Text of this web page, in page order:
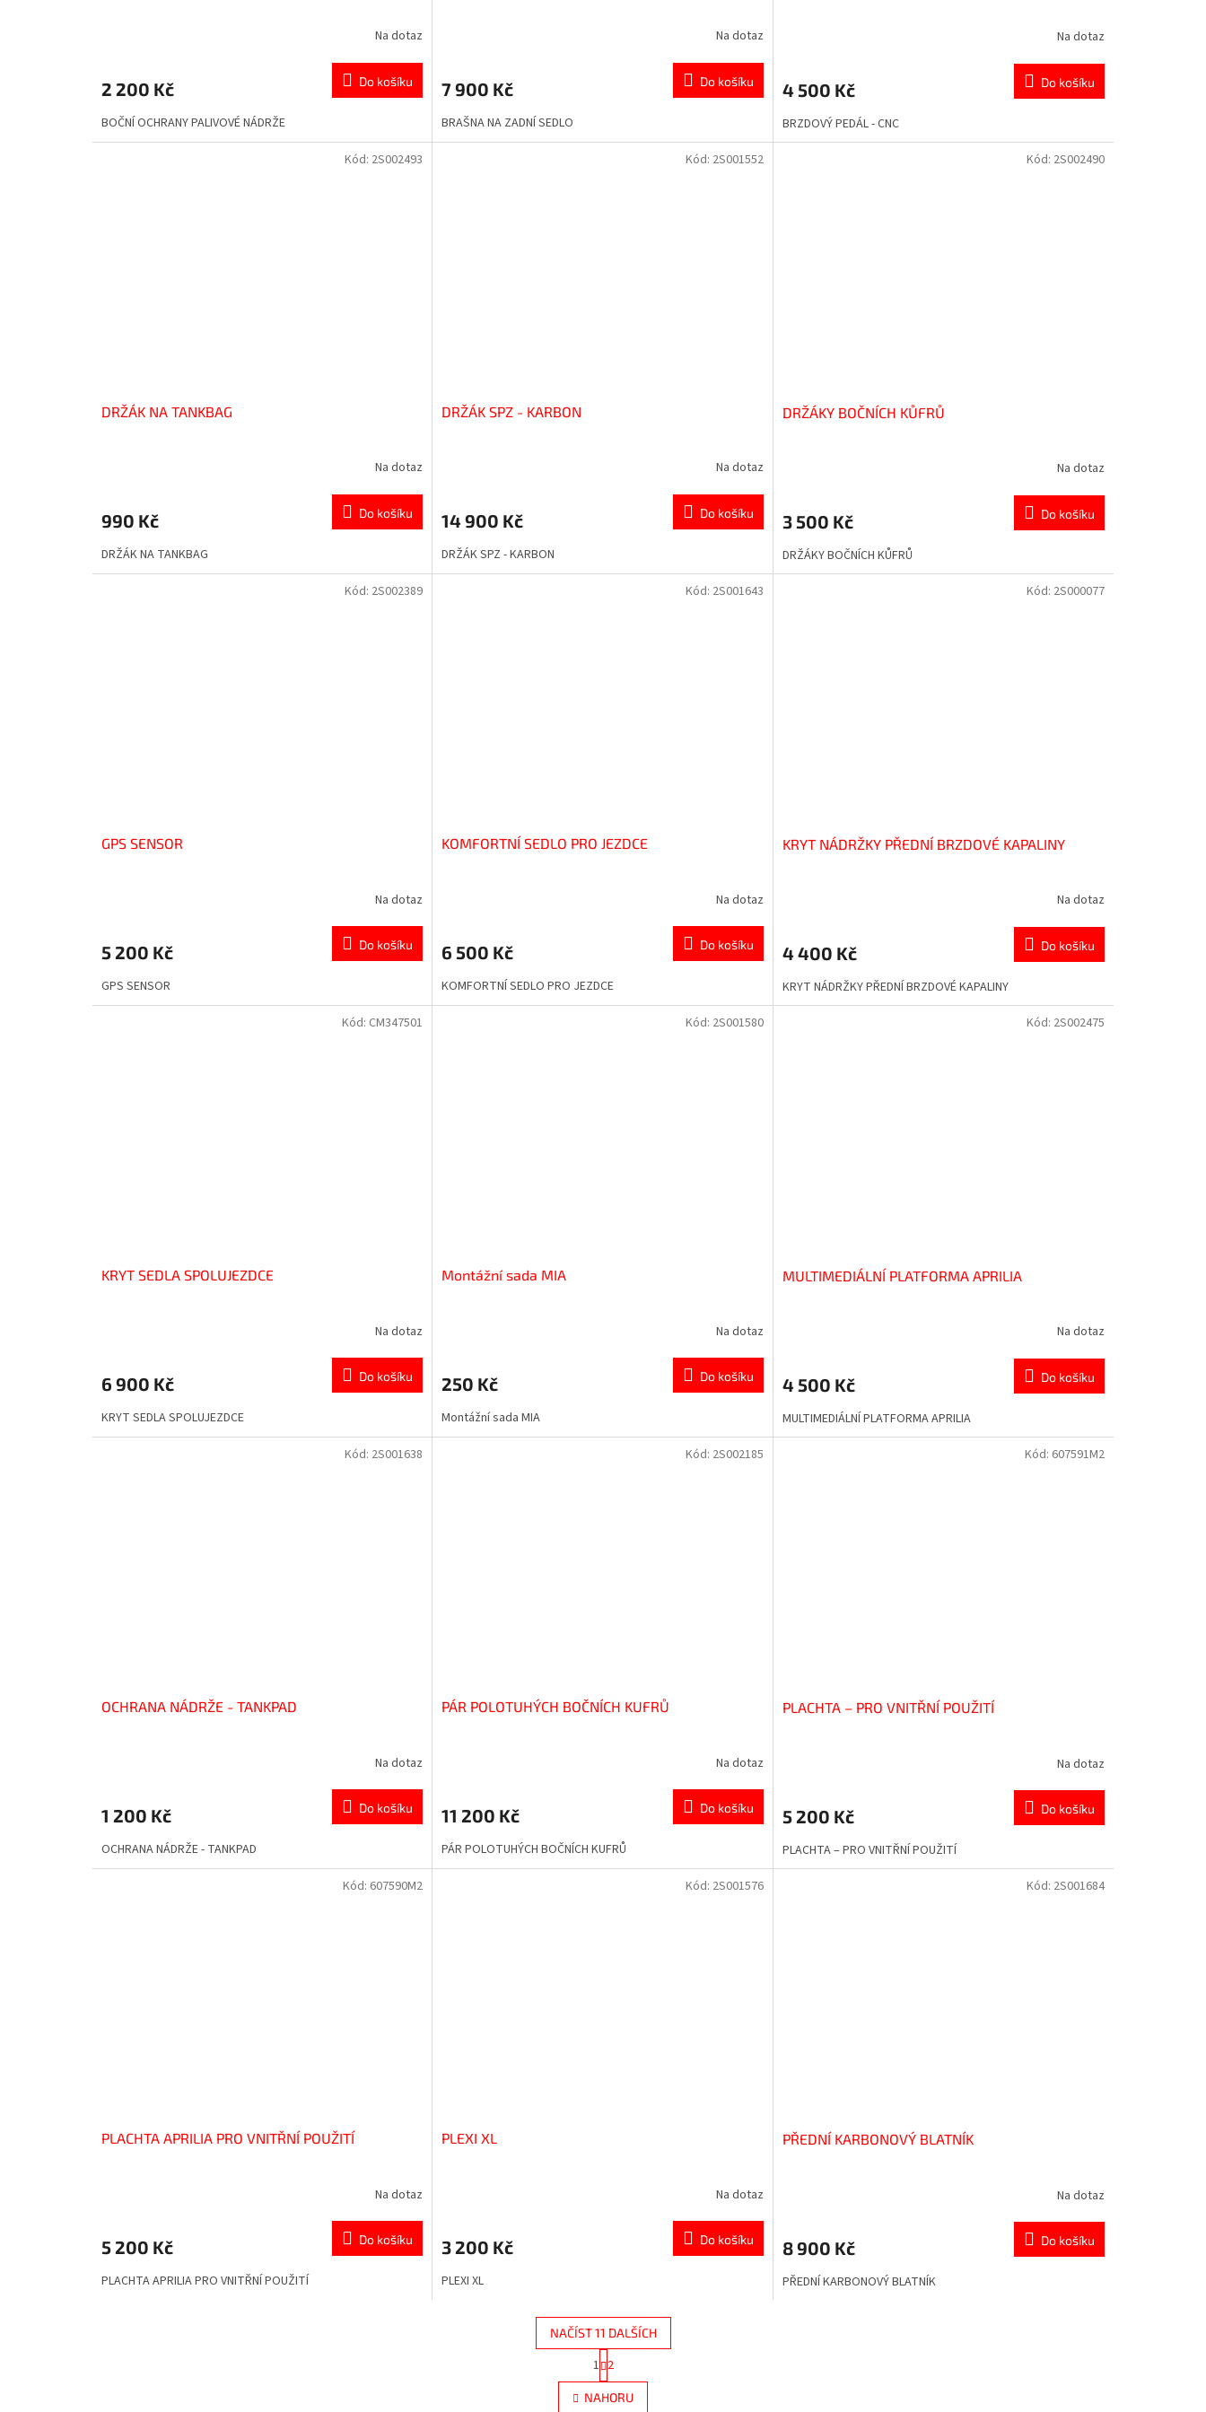
Na dotaz
2 200 Kč Do košíku
BOČNÍ OCHRANY PALIVOVÉ NÁDRŽE
Na dotaz
7 900 Kč Do košíku
BRAŠNA NA ZADNÍ SEDLO
Na dotaz
4 500 Kč Do košíku
BRZDOVÝ PEDÁL - CNC
DRŽÁK NA TANKBAG
Na dotaz
990 Kč Do košíku
DRŽÁK NA TANKBAG
Kód: 2S002493
DRŽÁK SPZ - KARBON
Na dotaz
14 900 Kč Do košíku
DRŽÁK SPZ - KARBON
Kód: 2S001552
DRŽÁKY BOČNÍCH KŮFRŮ
Na dotaz
3 500 Kč Do košíku
DRŽÁKY BOČNÍCH KŮFRŮ
Kód: 2S002490
GPS SENSOR
Na dotaz
5 200 Kč Do košíku
GPS SENSOR
Kód: 2S002389
KOMFORTNÍ SEDLO PRO JEZDCE
Na dotaz
6 500 Kč Do košíku
KOMFORTNÍ SEDLO PRO JEZDCE
Kód: 2S001643
KRYT NÁDRŽKY PŘEDNÍ BRZDOVÉ KAPALINY
Na dotaz
4 400 Kč Do košíku
KRYT NÁDRŽKY PŘEDNÍ BRZDOVÉ KAPALINY
Kód: 2S000077
KRYT SEDLA SPOLUJEZDCE
Na dotaz
6 900 Kč Do košíku
KRYT SEDLA SPOLUJEZDCE
Kód: CM347501
Montážní sada MIA
Na dotaz
250 Kč Do košíku
Montážní sada MIA
Kód: 2S001580
MULTIMEDIÁLNÍ PLATFORMA APRILIA
Na dotaz
4 500 Kč Do košíku
MULTIMEDIÁLNÍ PLATFORMA APRILIA
Kód: 2S002475
OCHRANA NÁDRŽE - TANKPAD
Na dotaz
1 200 Kč Do košíku
OCHRANA NÁDRŽE - TANKPAD
Kód: 2S001638
PÁR POLOTUHÝCH BOČNÍCH KUFRŮ
Na dotaz
11 200 Kč Do košíku
PÁR POLOTUHÝCH BOČNÍCH KUFRŮ
Kód: 2S002185
PLACHTA – PRO VNITŘNÍ POUŽITÍ
Na dotaz
5 200 Kč Do košíku
PLACHTA – PRO VNITŘNÍ POUŽITÍ
Kód: 607591M2
PLACHTA APRILIA PRO VNITŘNÍ POUŽITÍ
Na dotaz
5 200 Kč Do košíku
PLACHTA APRILIA PRO VNITŘNÍ POUŽITÍ
Kód: 607590M2
PLEXI XL
Na dotaz
3 200 Kč Do košíku
PLEXI XL
Kód: 2S001576
PŘEDNÍ KARBONOVÝ BLATNÍK
Na dotaz
8 900 Kč Do košíku
PŘEDNÍ KARBONOVÝ BLATNÍK
Kód: 2S001684
O
v
l
NAČÍST 11 DALŠÍCH
t
r
á
1 2
NAHORU